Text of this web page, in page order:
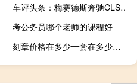
车评头条：梅赛德斯奔驰CLS63AMG射击煞车系统
考公务员哪个老师的课程好
刻章价格在多少一套在多少（刻章价格）